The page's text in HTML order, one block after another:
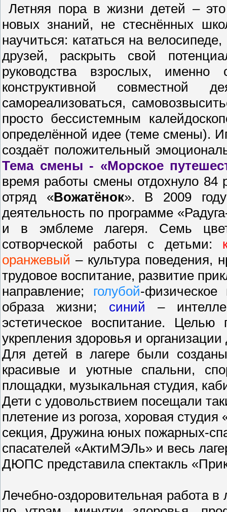
Летняя пора в жизни детей –
новых знаний, не стеснённых
научиться: кататься на
друзей, раскрыть свой
руководства взрослых,
конструктивной совместной
самореализоваться,
просто бессистемным
определённой идее (теме смены).
создаёт положительный
Тема смены - «Морское
время работы смены отдохнуло 84
отряд «Вожатёнок». В 2009
деятельность по программе
и в эмблеме лагеря. Семь
сотворческой работы с детьми:
оранжевый – культура поведения,
трудовое воспитание, развитие
направление; голубой-физическое
образа жизни; синий –
эстетическое воспитание.
укрепления здоровья и
Для детей в лагере были
красивые и уютные спальни,
площадки, музыкальная студия,
Дети с удовольствием посещали
плетение из рогоза, хоровая
секция, Дружина юных пожарных-
спасателей «АктиМЭЛь» и весь
ДЮПС представила спектакль
Лечебно-оздоровительная работа в